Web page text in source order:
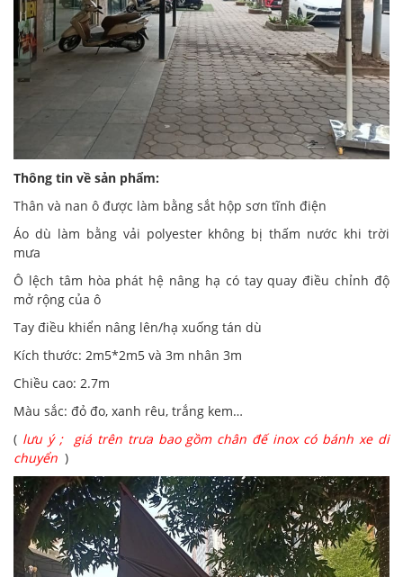
Thông tin về sản phẩm:
Thân và nan ô được làm bằng sắt hộp sơn tĩnh điện
Áo dù làm bằng vải polyester không bị thấm nước khi trời
mưa
Ô lệch tâm hòa phát hệ nâng hạ có tay quay điều chỉnh độ
mở rộng của ô
Tay điều khiển nâng lên/hạ xuống tán dù
Kích thước: 2m5*2m5 và 3m nhân 3m
Chiều cao: 2.7m
Màu sắc: đỏ đo, xanh rêu, trắng kem…
( lưu ý ; giá trên trưa bao gồm chân đế inox có bánh xe di
chuyển )